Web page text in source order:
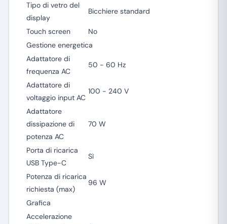
Tipo di vetro del
display
Bicchiere standard
Touch screen
No
Gestione energetica
Adattatore di
frequenza AC
50 - 60 Hz
Adattatore di
voltaggio input AC
100 - 240 V
Adattatore
dissipazione di
potenza AC
70 W
Porta di ricarica
USB Type-C
Sì
Potenza di ricarica
richiesta (max)
96 W
Grafica
Accelerazione